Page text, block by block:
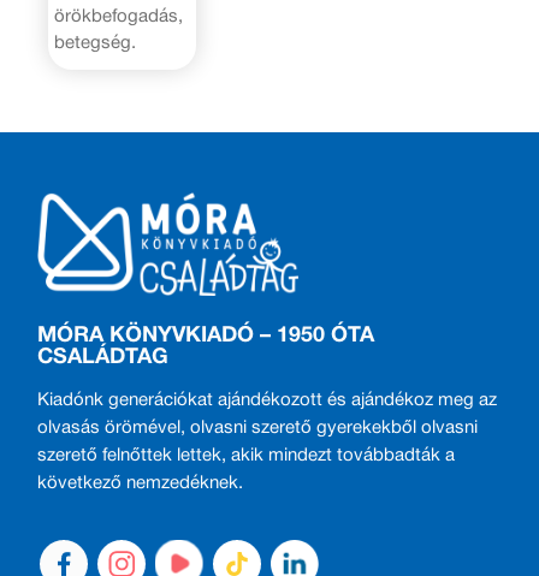
örökbefogadás,
betegség.
MÓRA KÖNYVKIADÓ – 1950 ÓTA
CSALÁDTAG
Kiadónk generációkat ajándékozott és ajándékoz meg az
olvasás örömével, olvasni szerető gyerekekből olvasni
szerető felnőttek lettek, akik mindezt továbbadták a
következő nemzedéknek.